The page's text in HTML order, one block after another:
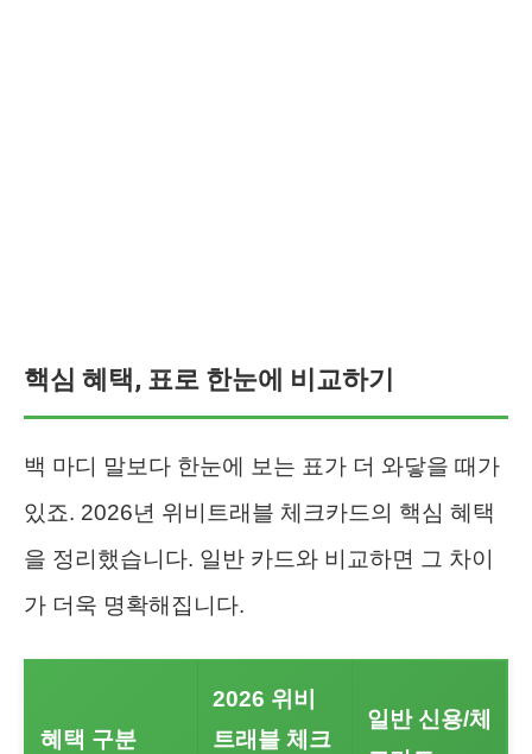
핵심 혜택, 표로 한눈에 비교하기
백 마디 말보다 한눈에 보는 표가 더 와닿을 때가
있죠. 2026년 위비트래블 체크카드의 핵심 혜택
을 정리했습니다. 일반 카드와 비교하면 그 차이
가 더욱 명확해집니다.
혜택 구분
2026 위비
트래블 체크
일반 신용/체